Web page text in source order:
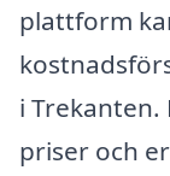
plattform
i Trekanten.
priser och